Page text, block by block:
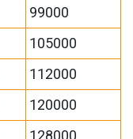
99000
105000
112000
120000
128000